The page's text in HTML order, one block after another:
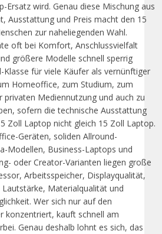
Ersatz wird. Genau diese Mischung aus
Ausstattung und Preis macht den 15
zur naheliegenden Wahl.
oft bei Komfort, Anschlussvielfalt
größere Modelle schnell sperrig
für viele Käufer als vernünftiger
Homeoffice, zum Studium, zum
privaten Mediennutzung und auch zu
sofern die technische Ausstattung
Zoll Laptop nicht gleich 15 Zoll Laptop.
Geräten, soliden Allround-
Modellen, Business-Laptops und
oder Creator-Varianten liegen große
Arbeitsspeicher, Displayqualität,
Materialqualität und
Wer sich nur auf den
konzentriert, kauft schnell am
Genau deshalb lohnt es sich, das